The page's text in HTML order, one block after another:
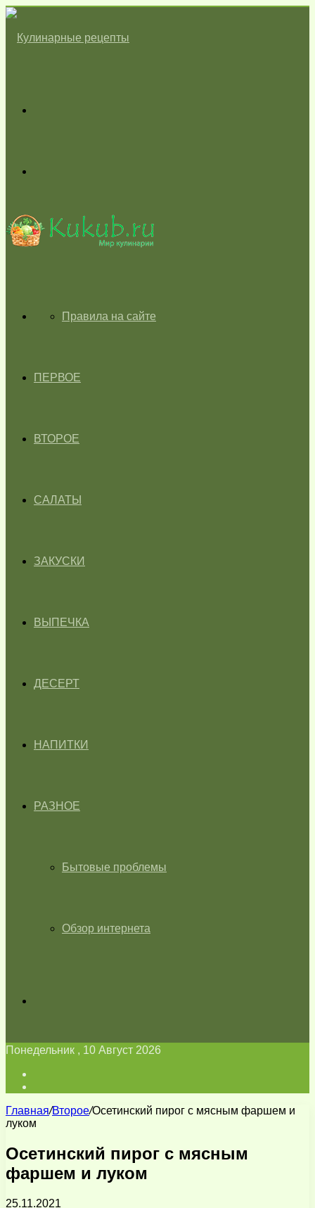
skin
ГЛАВНАЯПравила на сайте
ПЕРВОЕ
ВТОРОЕ
САЛАТЫ
ЗАКУСКИ
ВЫПЕЧКА
ДЕСЕРТ
НАПИТКИ
РАЗНОЕ
Бытовые проблемы
Обзор интернета
Понедельник , 10 Август 2026
Главная/Второе/Осетинский пирог с мясным фаршем и
луком
Осетинский пирог с мясным
фаршем и луком
25.11.2021